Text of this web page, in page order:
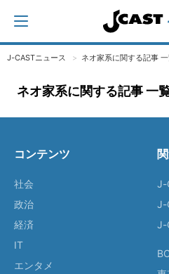
J-CASTニュース ネオ家系に関する記事
ネオ家系に関する記事 一
コンテンツ
社会
政治
経済
IT
エンタメ
J-
J-
J-